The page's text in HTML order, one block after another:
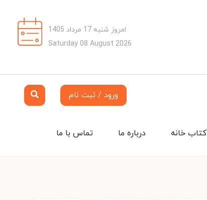
امروز شنبه 17 مرداد 1405
Saturday 08 August 2026
ورود / ثبت نام
تماس با ما درباره ما کتاب خانه